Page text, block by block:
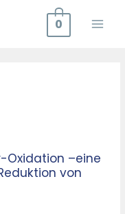
0
Oxidation –eine
von